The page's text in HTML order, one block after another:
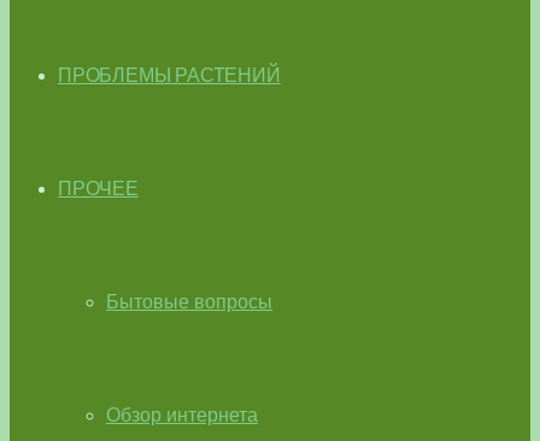
ПРОБЛЕМЫ РАСТЕНИЙ
ПРОЧЕЕ
Бытовые вопросы
Обзор интернета